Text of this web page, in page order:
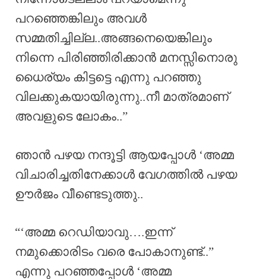
പറഞ്ഞെങ്കിലും അവൾ
സമ്മതിച്ചില്ല..അങ്ങനെയെങ്കിലും
നിന്നെ പിരിഞ്ഞിരിക്കാൻ മനസ്സിനൊരു
ധൈര്യം കിട്ടട്ടെ എന്നു പറഞ്ഞു
വിലക്കുകയായിരുന്നു..നീ മാത്രമാണ്
അവളുടെ ലോകം..”
ഞാൻ പഴയ നന്ദൂട്ടി ആയപ്പോൾ ‘അമ്മ
വിചാരിച്ചതിനേക്കാൾ വേഗത്തിൽ പഴയ
ഊർജം വീണ്ടെടുത്തു..
“‘അമ്മ റെഡിയാവു….ഇന്ന്
നമുക്കൊരിടം വരെ പോകാനുണ്ട്..”
എന്നു പറഞ്ഞപ്പോൾ ‘അമ്മ